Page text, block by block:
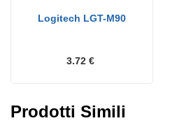
Logitech LGT-M90
3.72 €
Prodotti Simili